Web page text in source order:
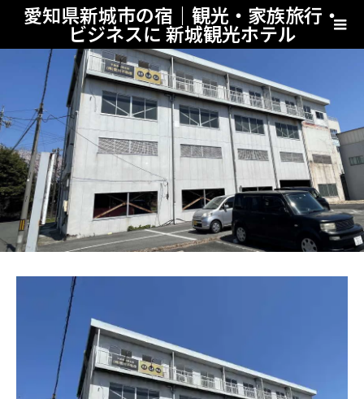
愛知県新城市の宿｜観光・家族旅行・
ビジネスに 新城観光ホテル